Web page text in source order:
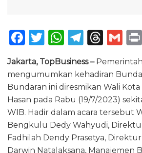
F
c
e
b
o
o
k
T
w
it
te
r
W
h
a
ts
A
p
p
T
e
g
ra
m
T
re
a
d
s
G
m
ai
l
Jakarta, TopBusiness –
mengumumkan kehadiran
Bundaran ini diresmikan Wali
Hasan pada Rabu (19/7/2023)
WIB. Hadir dalam acara tersebut
Bengkulu Dedy Wahyudi,
Fadhilah Dendy Prasetya,
Darwin Natalaksana, Manajemen